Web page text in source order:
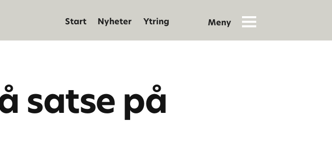
Start Nyheter Ytring
satse på